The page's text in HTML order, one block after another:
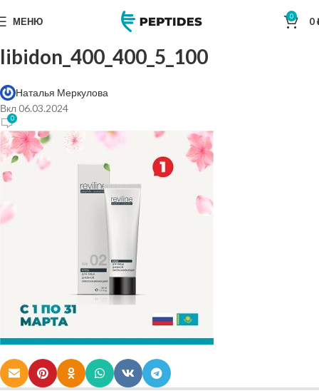
МЕНЮ 0 0
libidon_400_400_5_100
Наталья Меркулова
Вкл 06.03.2024
0